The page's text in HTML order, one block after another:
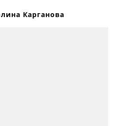
Карганова